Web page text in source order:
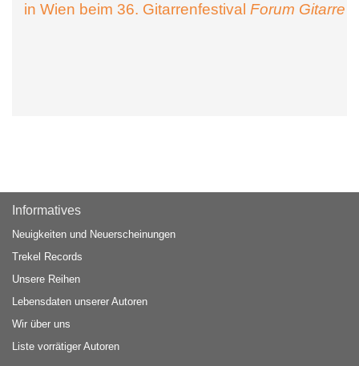
in Wien beim 36. Gitarrenfestival Forum Gitarre
Informatives
Neuigkeiten und Neuerscheinungen
Trekel Records
Unsere Reihen
Lebensdaten unserer Autoren
Wir über uns
Liste vorrätiger Autoren